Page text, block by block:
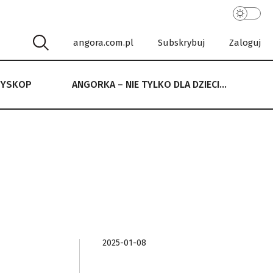
angora.com.pl Subskrybuj Zaloguj
ANGORKA – NIE TYLKO DLA DZIECI…
NIE TYLKO DLA DZIECI…
2025-01-08